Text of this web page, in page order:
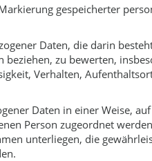
gespeicherter
Daten, die darin
zu bewerten,
Verhalten,
Daten in einer Weise,
Person zugeordnet
unterliegen, die